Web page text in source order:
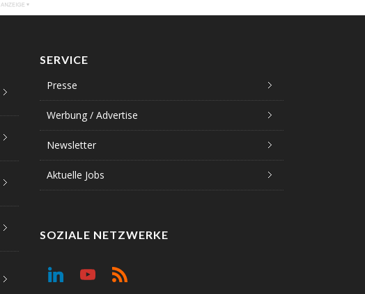
SERVICE
Presse
Werbung / Advertise
Newsletter
Aktuelle Jobs
SOZIALE NETZWERKE